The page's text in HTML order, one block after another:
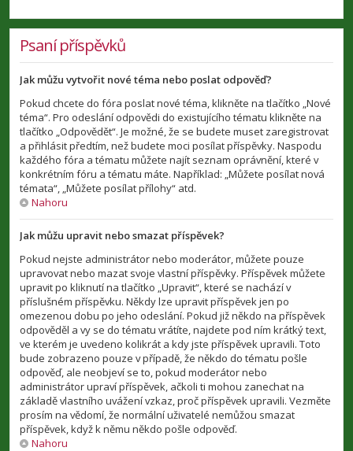
Psaní příspěvků
Jak můžu vytvořit nové téma nebo poslat odpověď?
Pokud chcete do fóra poslat nové téma, klikněte na tlačítko „Nové
téma“. Pro odeslání odpovědi do existujícího tématu klikněte na
tlačítko „Odpovědět“. Je možné, že se budete muset zaregistrovat
a přihlásit předtím, než budete moci posílat příspěvky. Naspodu
každého fóra a tématu můžete najít seznam oprávnění, které v
konkrétním fóru a tématu máte. Například: „Můžete posílat nová
témata“, „Můžete posílat přílohy“ atd.
Nahoru
Jak můžu upravit nebo smazat příspěvek?
Pokud nejste administrátor nebo moderátor, můžete pouze
upravovat nebo mazat svoje vlastní příspěvky. Příspěvek můžete
upravit po kliknutí na tlačítko „Upravit“, které se nachází v
příslušném příspěvku. Někdy lze upravit příspěvek jen po
omezenou dobu po jeho odeslání. Pokud již někdo na příspěvek
odpověděl a vy se do tématu vrátíte, najdete pod ním krátký text,
ve kterém je uvedeno kolikrát a kdy jste příspěvek upravili. Toto
bude zobrazeno pouze v případě, že někdo do tématu pošle
odpověď, ale neobjeví se to, pokud moderátor nebo
administrátor upraví příspěvek, ačkoli ti mohou zanechat na
základě vlastního uvážení vzkaz, proč příspěvek upravili. Vezměte
prosím na vědomí, že normální uživatelé nemůžou smazat
příspěvek, když k němu někdo pošle odpověď.
Nahoru